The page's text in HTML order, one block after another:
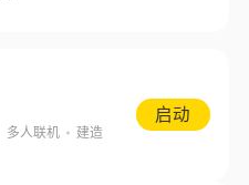
多人联机 建造
启动